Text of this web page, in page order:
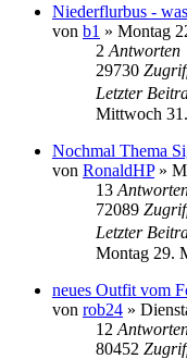
Niederflurbus -
von b1 » Montag
2 Antworten
29730
Letzter
Mittwoch
Nochmal Thema
von RonaldHP»
13
72089
Letzter
Montag 29.
neues Outfit vom
von rob24 »
12
80452